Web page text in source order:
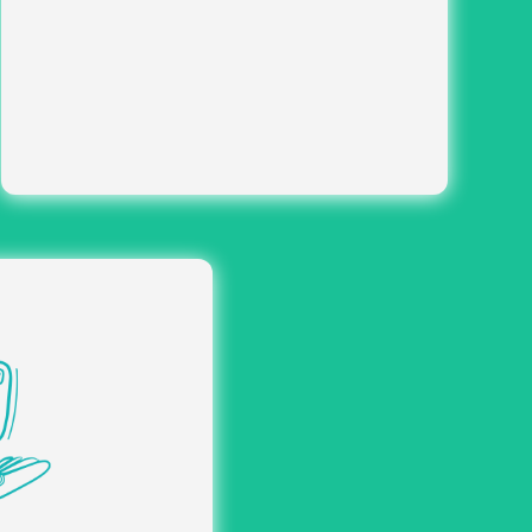
aux déplacements.
des paiements :
et règlement des
le respect des délais.
des dépenses :